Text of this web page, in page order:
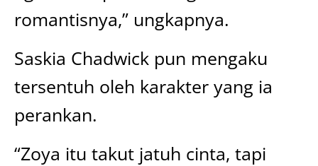
romantisnya,” ungkapnya.
Saskia Chadwick pun mengaku
tersentuh oleh karakter yang ia
perankan.
“Zoya itu takut jatuh cinta, tapi